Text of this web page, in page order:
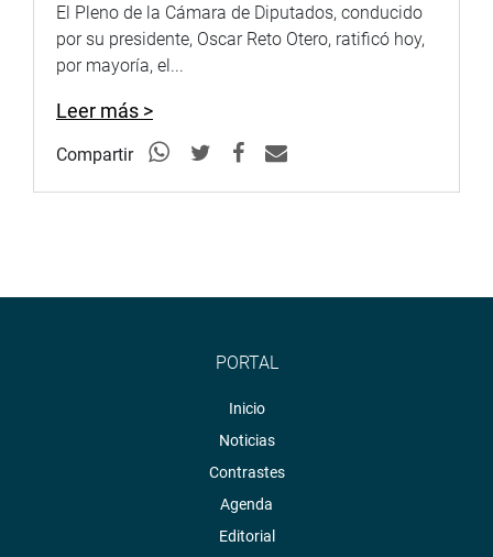
El Pleno de la Cámara de Diputados, conducido
por su presidente, Oscar Reto Otero, ratificó hoy,
por mayoría, el...
Leer más >
Compartir
PORTAL
Inicio
Noticias
Contrastes
Agenda
Editorial